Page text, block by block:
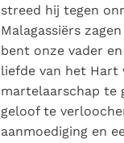
streed hij tegen
Malagassiërs
bent onze vader
liefde van het Hart
martelaarschap te
geloof te
aanmoediging en